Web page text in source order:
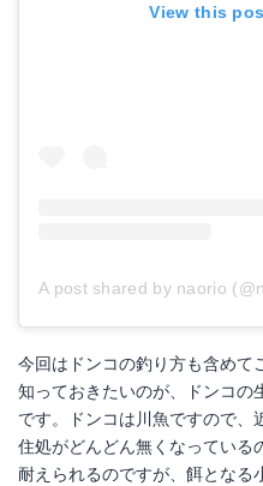
View this
A post shared by naorio
今回はドンコの釣り方も含めて
知っておきたいのが、ドンコの
です。ドンコは川魚ですので、
住処がどんどん無くなっている
耐えられるのですが、餌となる